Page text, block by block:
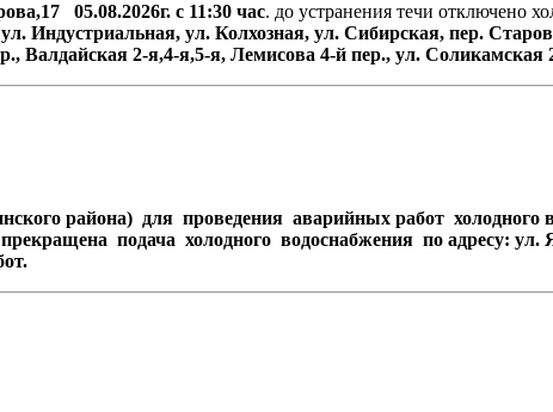
,17 05.08.2026г. с 11:30 час. до устранения течи отключено
ул. Индустриальная, ул. Колхозная, ул. Сибирская, пер.
., Валдайская 2-я,4-я,5-я, Лемисова 4-й пер., ул. Соликамская
района) для проведения аварийных работ холодного
подача холодного водоснабжения по адресу: ул.